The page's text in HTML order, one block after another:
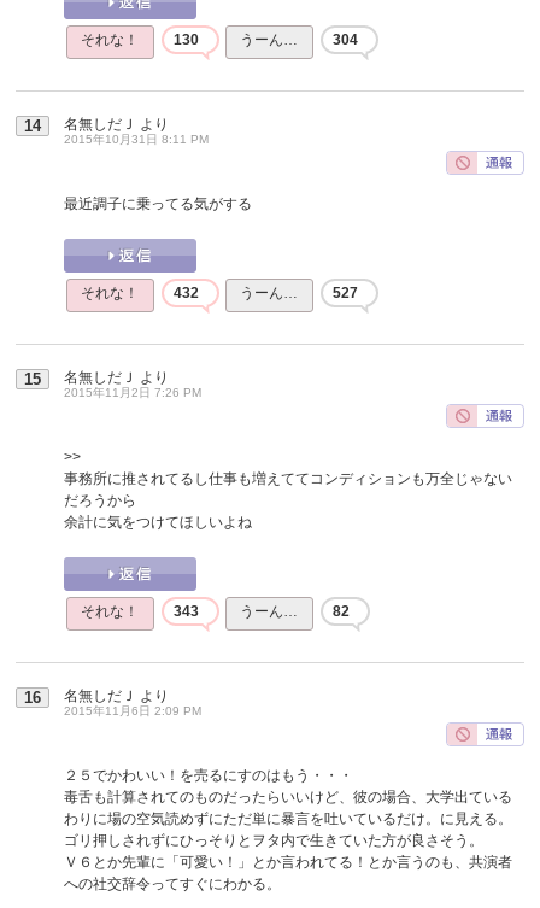
それな！ 130 うーん… 304
14 名無しだＪ より
2015年10月31日 8:11 PM
最近調子に乗ってる気がする
それな！ 432 うーん… 527
15 名無しだＪ より
2015年11月2日 7:26 PM
>>
事務所に推されてるし仕事も増えててコンディションも万全じゃない
だろうから
余計に気をつけてほしいよね
それな！ 343 うーん… 82
16 名無しだＪ より
2015年11月6日 2:09 PM
２５でかわいい！を売るにすのはもう・・・
毒舌も計算されてのものだったらいいけど、彼の場合、大学出ている
わりに場の空気読めずにただ単に暴言を吐いているだけ。に見える。
ゴリ押しされずにひっそりとヲタ内で生きていた方が良さそう。
Ｖ６とか先輩に「可愛い！」とか言われてる！とか言うのも、共演者
への社交辞令ってすぐにわかる。